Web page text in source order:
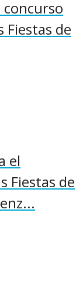
concurso
Fiestas de
el
Fiestas de